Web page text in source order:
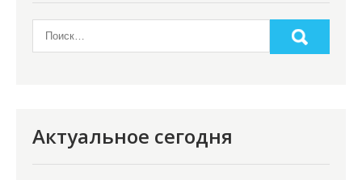
Актуальное сегодня